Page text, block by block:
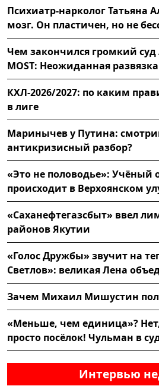
Психиатр-нарколог Татьяна
мозг. Он пластичен, но не
Чем закончился громкий суд
MOST: Неожиданная развязка
КХЛ-2026/2027: по каким
в лиге
Маринычев у Путина:
антикризисный разбор?
«Это не половодье»: Учёный
происходит в Верхоянском
«Саханефтегазсбыт» ввел
районов Якутии
«Голос Дружбы» звучит на
Светлов»: великая Лена
Зачем Михаил Мишустин
«Меньше, чем единица»?
просто посёлок! Чульман в
Интервью